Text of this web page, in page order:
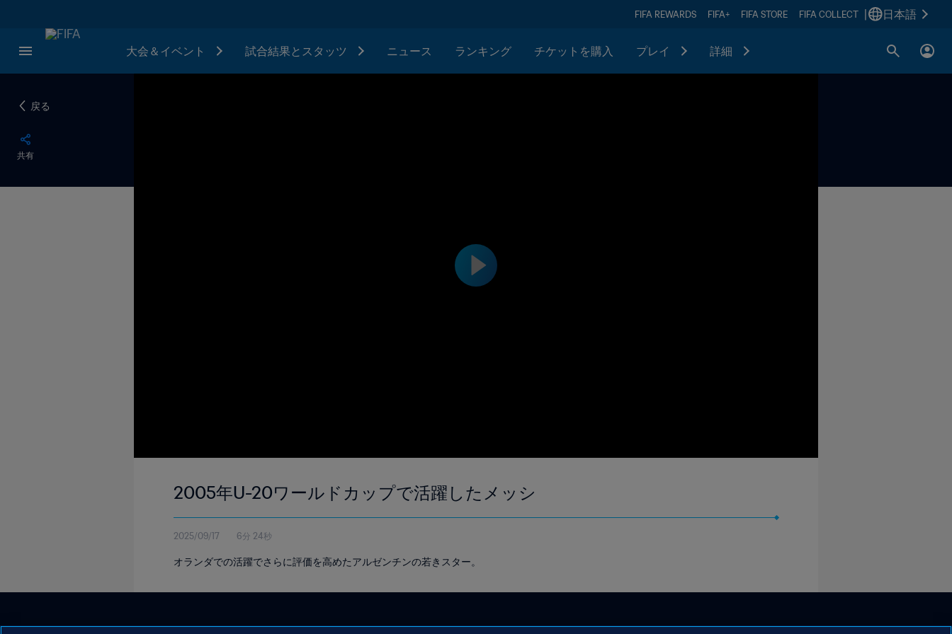
FIFA REWARDS FIFA+ FIFA STORE FIFA COLLECT 日本語
大会＆イベント 試合結果とスタッツ ニュース ランキング チケットを購入 プレイ 詳細
戻る
共有
2005年U-20ワールドカップで活躍したメッシ
2025/09/17 6分 24秒
オランダでの活躍でさらに評価を高めたアルゼンチンの若きスター。